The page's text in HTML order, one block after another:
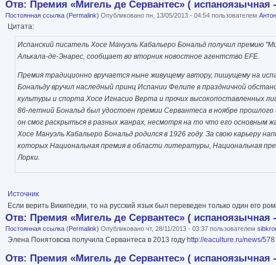
Отв: Премия «Мигель де Сервантес» ( испаноязычная
Постоянная ссылка (Permalink) Опубликовано пн, 13/05/2013 - 04:54 пользователем
Цитата:
Испанский писатель Хосе Мануэль Кабальеро Бональд получил премию
Алькала-де-Энарес, сообщает во вторник новостное агентство EFE.
Премия традиционно вручается ныне живущему автору, пишущему на
Бональду вручил наследный принц Испании Фелипе в праздничной
культуры и спорта Хосе Игнасио Верта и прочих высокопоставленных
86-летний Бональд был удостоен премии Сервантеса в ноябре
он смог раскрыться в разных жанрах, несмотря на то что его основным
Хосе Мануэль Кабальеро Бональд родился в 1926 году. За свою карьеру
которых Национальная премия в области литературы, Национальная
Лорки.
Источник
Если верить Википедии, то на русский язык был переведен только один его
Отв: Премия «Мигель де Сервантес» ( испаноязычная
Постоянная ссылка (Permalink) Опубликовано чт, 28/11/2013 - 03:37 пользователем
Элена Понятовска получила Сервантеса в 2013 году http://eaculture.ru/news/578
Отв: Премия «Мигель де Сервантес» ( испаноязычная